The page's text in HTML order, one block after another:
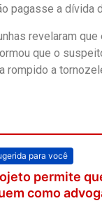
pagasse a dívida
revelaram
que o
rompido a
para você
permite
como